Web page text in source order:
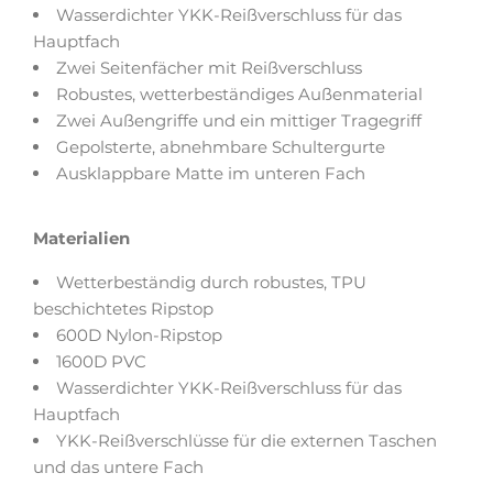
Wasserdichter YKK-Reißverschluss für das
Hauptfach
Zwei Seitenfächer mit Reißverschluss
Robustes, wetterbeständiges Außenmaterial
Zwei Außengriffe und ein mittiger Tragegriff
Gepolsterte, abnehmbare Schultergurte
Ausklappbare Matte im unteren Fach
Materialien
Wetterbeständig durch robustes, TPU
beschichtetes Ripstop
600D Nylon-Ripstop
1600D PVC
Wasserdichter YKK-Reißverschluss für das
Hauptfach
YKK-Reißverschlüsse für die externen Taschen
und das untere Fach